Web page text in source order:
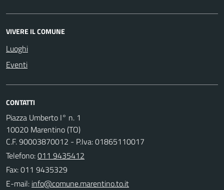
VIVERE IL COMUNE
Luoghi
Eventi
CONTATTI
Piazza Umberto I° n. 1
10020 Marentino (TO)
C.F. 90003870012 - P.Iva: 01865110017
Telefono:011 9435412
Fax: 011 9435329
E-mail: